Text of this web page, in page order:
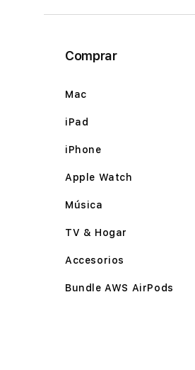
Comprar
Mac
iPad
iPhone
Apple Watch
Música
TV & Hogar
Accesorios
Bundle AWS AirPods